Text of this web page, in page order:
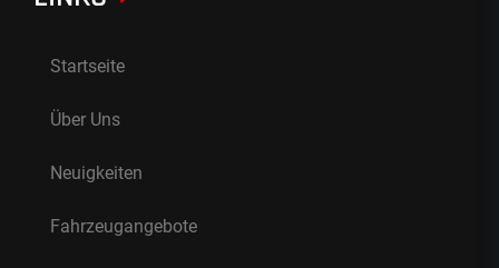
Startseite
Über Uns
Neuigkeiten
Fahrzeugangebote